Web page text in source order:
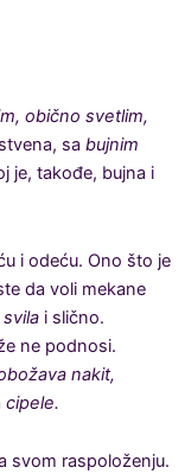
obično svetlim,
sa bujnim
je, takođe, bujna i
i odeću. Ono što je
da voli mekane
i slično.
ne podnosi.
nakit,
cipele.
svom raspoloženju.